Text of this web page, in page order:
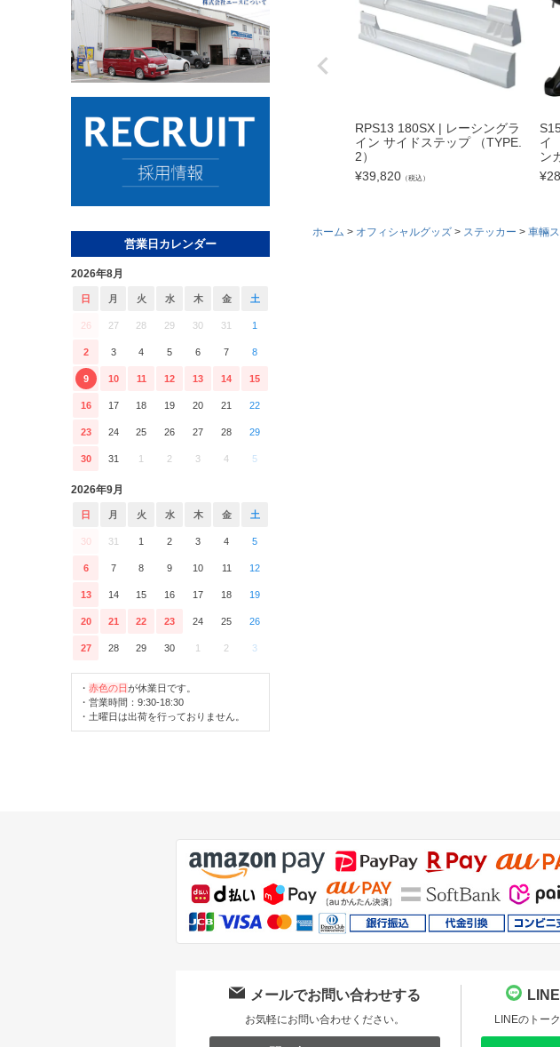
営業日カレンダー
2026年8月
日 月 火 水 木 金 土
26 27 28 29 30 31 1
2 3 4 5 6 7 8
9 10 11 12 13 14 15
16 17 18 19 20 21 22
23 24 25 26 27 28 29
30 31 1 2 3 4 5
2026年9月
日 月 火 水 木 金 土
30 31 1 2 3 4 5
6 7 8 9 10 11 12
13 14 15 16 17 18 19
20 21 22 23 24 25 26
27 28 29 30 1 2 3
・ 赤色の日が休業日です。
・営業時間：9:30-18:30
・土曜日は出荷を行っておりません。
RPS13 180SX | レーシングラ
イン サイドステップ （TYPE.
2）
¥39,820 （税込）
イ
ン
¥
ホーム オフィシャルグッズ ステッカー 車輛
メールでお問い合わせする
お気軽にお問い合わせください。 LINEのトー